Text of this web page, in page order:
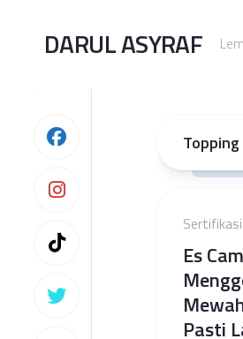
DARUL ASYRAF
Sertifikasi
Es
Pasti